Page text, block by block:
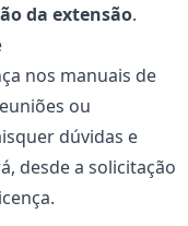
da extensão.
nos manuais de
ou
dúvidas e
desde a solicitação